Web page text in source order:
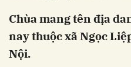
Chùa mang tên địa
nay thuộc xã Ngọc
Nội.